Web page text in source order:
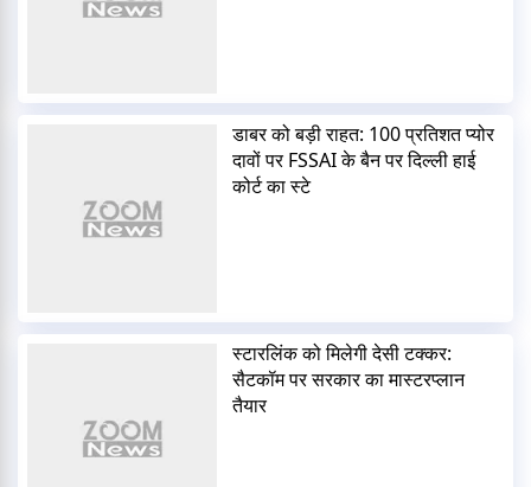
डाबर को बड़ी राहत: 100 प्रतिशत प्योर
दावों पर FSSAI के बैन पर दिल्ली हाई
कोर्ट का स्टे
स्टारलिंक को मिलेगी देसी टक्कर:
सैटकॉम पर सरकार का मास्टरप्लान
तैयार